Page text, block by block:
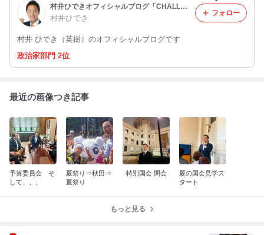
村井ひできオフィシャルブログ「CHALLENGE！！日本の新しい力」Powered by Ameba
村井ひでき
村井 ひでき（英樹）のオフィシャルブログです
フォロー
政治家部門 2位
最近の画像つき記事
予算委員会 そ
して、、、
夏祭り⇒秋田⇒
夏祭り
特別国会 閉会
夏の国会見学ス
タート
もっと見る